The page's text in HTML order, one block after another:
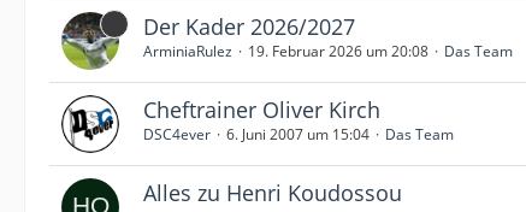
Der Kader 2026/2027
ArminiaRulez 19. Februar 2026 um 20:08 Das Team
Cheftrainer Oliver Kirch
DSC4ever 6. Juni 2007 um 15:04 Das Team
Alles zu Henri Koudossou